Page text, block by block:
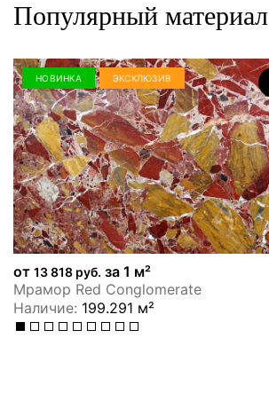
Популярный материал
НОВИНКА ЭКСКЛЮЗИВ
от13 818 руб. за 1 м²
Мрамор Red Conglomerate
Наличие: 199.291 м²